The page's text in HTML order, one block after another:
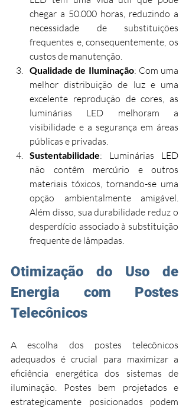
chegar a 50.000 horas, reduzindo a
necessidade de substituições
frequentes e, consequentemente, os
custos de manutenção.
Qualidade de Iluminação: Com uma
melhor distribuição de luz e uma
excelente reprodução de cores, as
luminárias LED melhoram a
visibilidade e a segurança em áreas
públicas e privadas.
Sustentabilidade: Luminárias LED
não contêm mercúrio e outros
materiais tóxicos, tornando-se uma
opção ambientalmente amigável.
Além disso, sua durabilidade reduz o
desperdício associado à substituição
frequente de lâmpadas.
Otimização do Uso de
Energia com Postes
Telecônicos
A escolha dos postes telecônicos
adequados é crucial para maximizar a
eficiência energética dos sistemas de
iluminação. Postes bem projetados e
estrategicamente posicionados podem